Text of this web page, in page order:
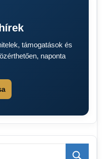
támogatások és
naponta